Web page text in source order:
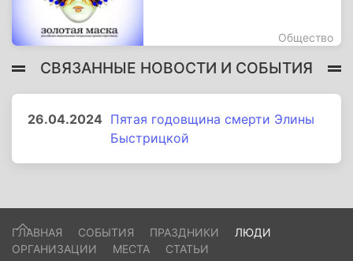
Общество
СВЯЗАННЫЕ НОВОСТИ И СОБЫТИЯ
26.04.2024 Пятая годовщина смерти Элины
Быстрицкой
ГЛАВНАЯ СОБЫТИЯ ПРАЗДНИКИ
ЛЮДИ
ОРГАНИЗАЦИИ
МЕСТА СТАТЬИ